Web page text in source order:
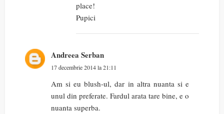
place!
Pupici
Andreea Serban
17 decembrie 2014 la 21:11
Am si eu blush-ul, dar in altra nuanta si e
unul din preferate. Fardul arata tare bine, e o
nuanta superba.